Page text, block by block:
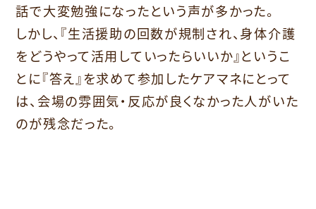
話で大変勉強になったという声が多かった。
しかし、『生活援助の回数が規制され、 身体介護
をどうやって活用していったらいいか』というこ
とに『答え』を求めて参加したケアマネにとって
は、会場の雰囲気・ 反応が良くなかった人がいた
のが残念だった。